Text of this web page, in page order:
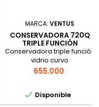
MARCA: VENTUS
CONSERVADORA 720Q
TRIPLE FUNCIÓN
CERTIFICADA
Conservadora triple función
vidrio curvo
Precio
655.000
 Disponible